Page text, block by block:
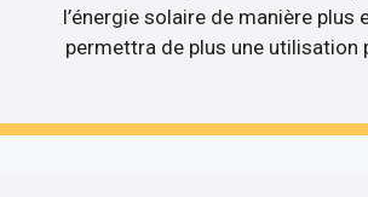
l’énergie solaire de manière plus
permettra de plus une utilisation